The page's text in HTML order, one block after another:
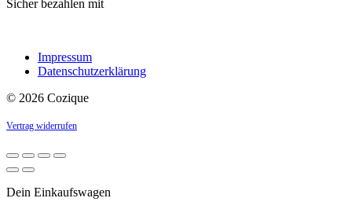
Sicher bezahlen mit
Impressum
Datenschutzerklärung
© 2026 Cozique
Vertrag widerrufen
Dein Einkaufswagen